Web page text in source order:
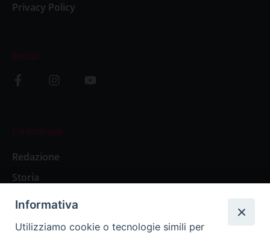
Privacy Policy
Social
L’editoriale
Redazione
Storia
Abbonamenti
Informativa
Utilizziamo cookie o tecnologie simili per